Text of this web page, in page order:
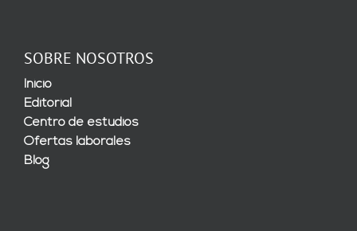
SOBRE NOSOTROS
Inicio
Editorial
Centro de estudios
Ofertas laborales
Blog